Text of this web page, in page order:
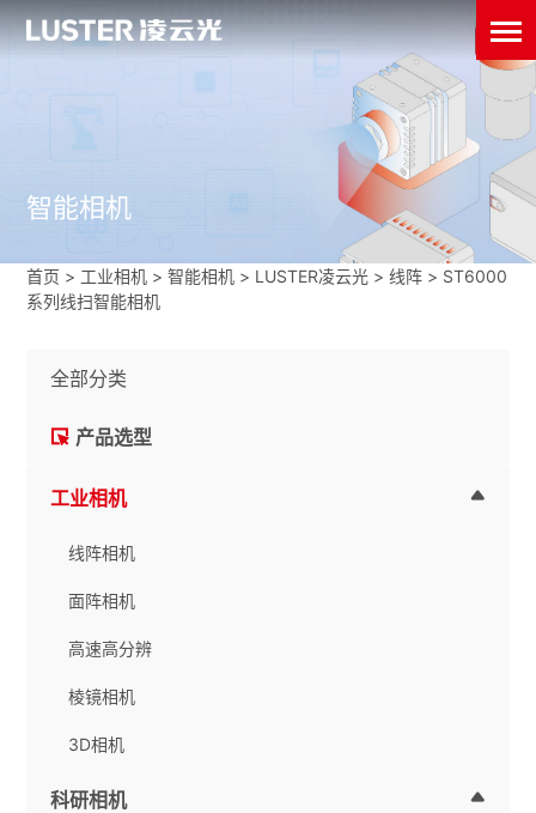
智能相机
首页 > 工业相机 >智能相机 > LUSTER凌云光 >线阵 > ST6000
系列线扫智能相机
全部分类
产品选型
工业相机
线阵相机
面阵相机
高速高分辨
棱镜相机
3D相机
科研相机